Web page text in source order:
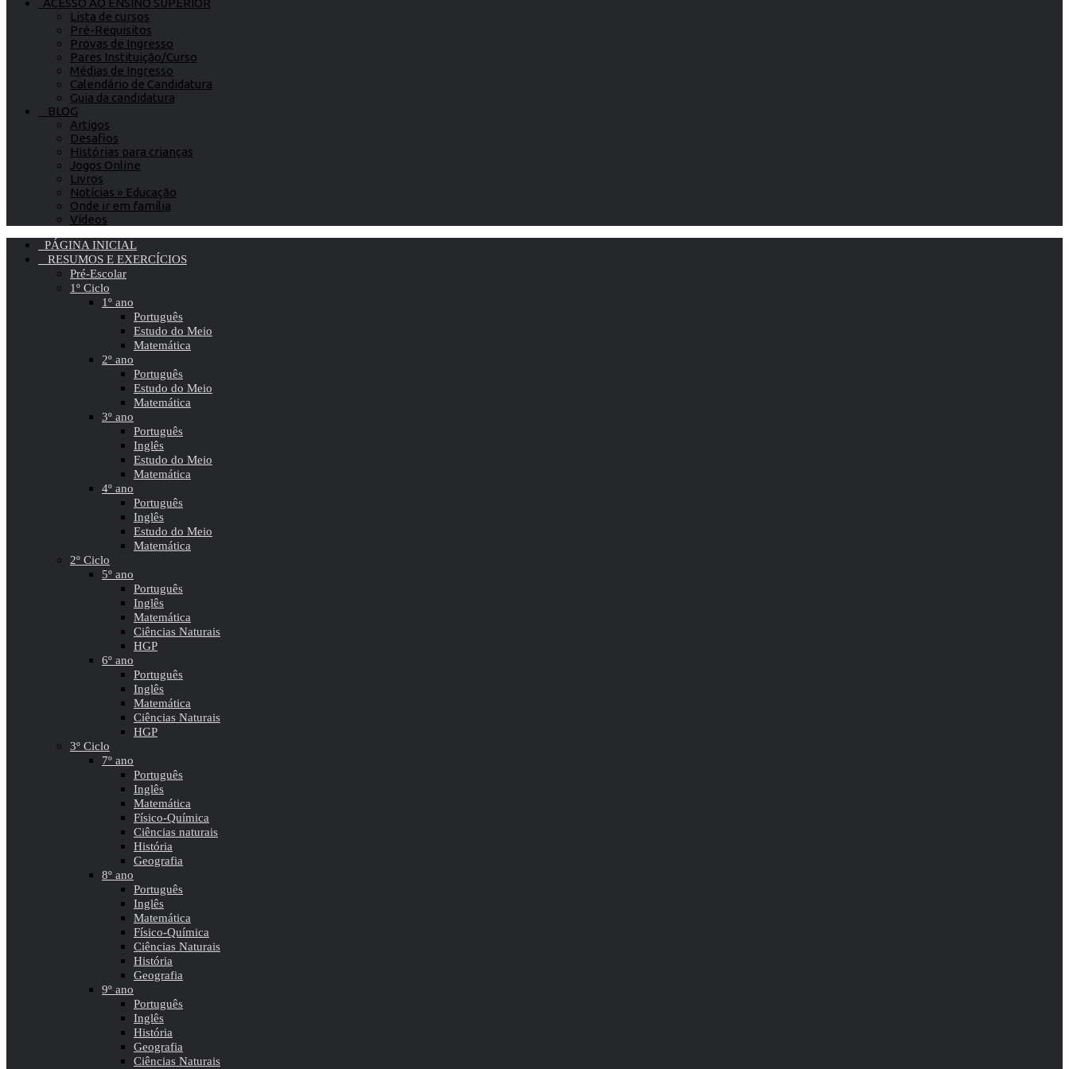
ACESSO AO ENSINO SUPERIOR
Lista de cursos
Pré-Requisitos
Provas de Ingresso
Pares Instituição/Curso
Médias de Ingresso
Calendário de Candidatura
Guia da candidatura
BLOG
Artigos
Desafios
Histórias para crianças
Jogos Online
Livros
Notícias » Educação
Onde ir em família
Vídeos
PÁGINA INICIAL
RESUMOS E EXERCÍCIOS
Pré-Escolar
1º Ciclo
1º ano
Português
Estudo do Meio
Matemática
2º ano
Português
Estudo do Meio
Matemática
3º ano
Português
Inglês
Estudo do Meio
Matemática
4º ano
Português
Inglês
Estudo do Meio
Matemática
2º Ciclo
5º ano
Português
Inglês
Matemática
Ciências Naturais
HGP
6º ano
Português
Inglês
Matemática
Ciências Naturais
HGP
3º Ciclo
7º ano
Português
Inglês
Matemática
Físico-Química
Ciências naturais
História
Geografia
8º ano
Português
Inglês
Matemática
Físico-Química
Ciências Naturais
História
Geografia
9º ano
Português
Inglês
História
Geografia
Ciências Naturais